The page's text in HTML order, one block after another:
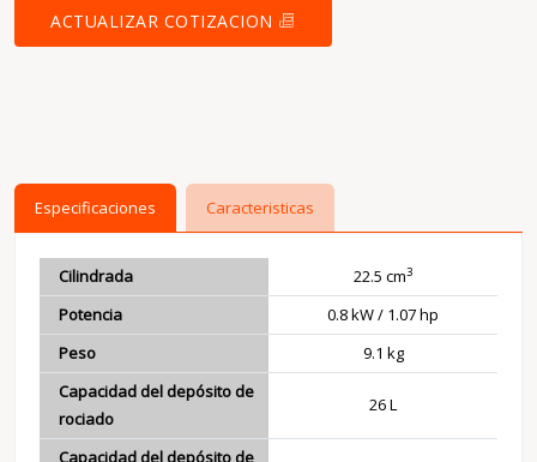
ACTUALIZAR COTIZACION
Especificaciones Caracteristicas
Cilindrada 22.5 cm3
Potencia
0.8 kW / 1.07 hp
Peso
9.1 kg
Capacidad del depósito de
rociado
26 L
Capacidad del depósito de